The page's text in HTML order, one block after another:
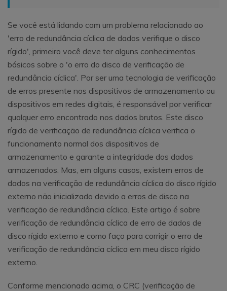
Se você está lidando com um problema relacionado ao
'erro de redundância cíclica de dados verifique o disco
rígido', primeiro você deve ter alguns conhecimentos
básicos sobre o 'o erro do disco de verificação de
redundância cíclica'. Por ser uma tecnologia de verificação
de erros presente nos dispositivos de armazenamento ou
dispositivos em redes digitais, é responsável por verificar
qualquer erro encontrado nos dados brutos. Este disco
rígido de verificação de redundância cíclica verifica o
funcionamento normal dos dispositivos de
armazenamento e garante a integridade dos dados
armazenados. Mas, em alguns casos, existem erros de
dados na verificação de redundância cíclica do disco rígido
externo não inicializado devido a erros de disco na
verificação de redundância cíclica. Este artigo é sobre
verificação de redundância cíclica de erro de dados de
disco rígido externo e como faço para corrigir o erro de
verificação de redundância cíclica em meu disco rígido
externo.
Conforme mencionado acima, o CRC (verificação de